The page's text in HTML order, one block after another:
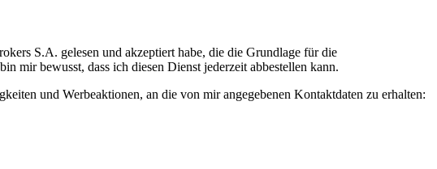
S.A. gelesen und akzeptiert habe, die die Grundlage für die
mir bewusst, dass ich diesen Dienst jederzeit abbestellen kann.
und Werbeaktionen, an die von mir angegebenen Kontaktdaten zu erhalten: